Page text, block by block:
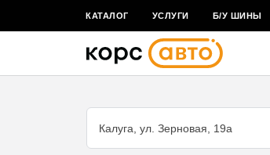
КАТАЛОГ УСЛУГИ Б/У ШИНЫ
Калуга, ул. Зерновая, 19а